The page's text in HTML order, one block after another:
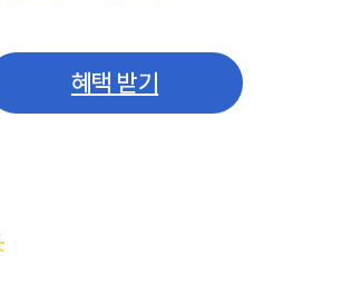
혜택 받기